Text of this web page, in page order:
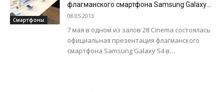
Fit, куда должны войти ноутбуки...
Смартфоны
флагманского смартфона Samsung Galaxy
S4
08.05.2013
7 мая в одном из залов 28 Cinema состоялась
официальная презентация флагманского
смартфона Samsung Galaxy S4 в